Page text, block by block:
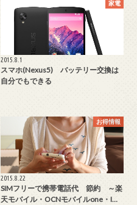
家電
2015.8.1
スマホ(Nexus5) バッテリー交換は
自分でもできる
お得情報
2015.8.22
SIMフリーで携帯電話代 節約 ～楽
天モバイル・OCNモバイルone・I…